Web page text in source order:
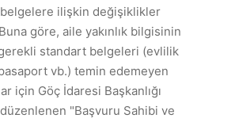
ilişkin değişiklikler
Buna göre, aile yakınlık bilgisinin
standart belgeleri (evlilik
vb.) temin edemeyen
için Göç İdaresi Başkanlığı
"Başvuru Sahibi ve